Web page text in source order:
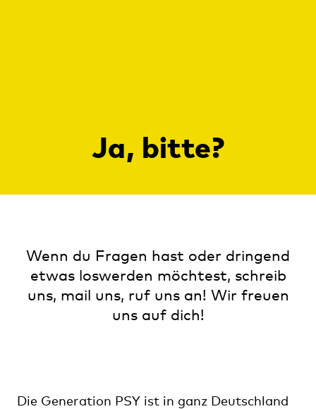
Ja, bitte?
Wenn du Fragen hast oder dringend
etwas loswerden möchtest, schreib
uns, mail uns, ruf uns an! Wir freuen
uns auf dich!
Die Generation PSY ist in ganz Deutschland